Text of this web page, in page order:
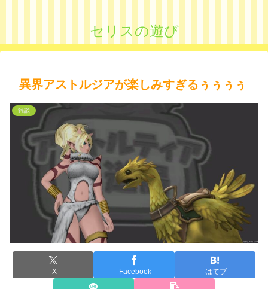
セリスの遊び
異界アストルジアが楽しみすぎるぅぅぅぅ
雑談
X Facebook はてブ